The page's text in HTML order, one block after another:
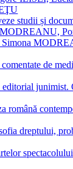
studii și
MODREANU,
Simona
de
editorial
română
dreptului,